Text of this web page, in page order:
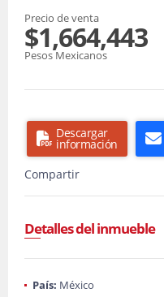
Precio de venta
$1,664,443
Pesos Mexicanos
Descargar
información
Compartir
Detalles del inmueble
País: México